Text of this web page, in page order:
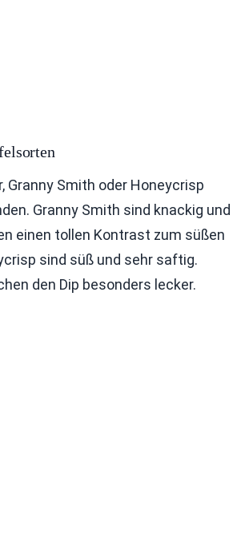
Granny Smith oder Honeycrisp
Granny Smith sind knackig und
einen tollen Kontrast zum süßen
sind süß und sehr saftig.
den Dip besonders lecker.